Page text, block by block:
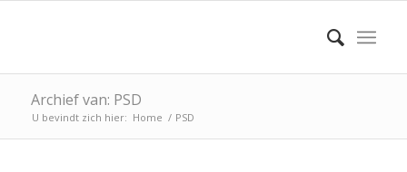
Archief van: PSD
U bevindt zich hier: Home / PSD